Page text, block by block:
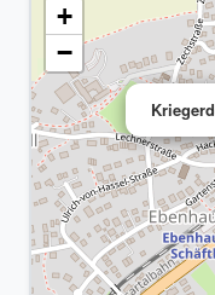
+
−